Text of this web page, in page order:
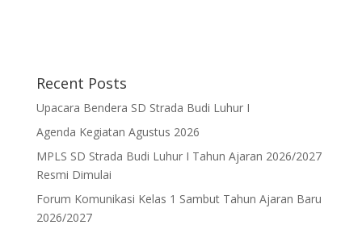
Recent Posts
Upacara Bendera SD Strada Budi Luhur I
Agenda Kegiatan Agustus 2026
MPLS SD Strada Budi Luhur I Tahun Ajaran 2026/2027
Resmi Dimulai
Forum Komunikasi Kelas 1 Sambut Tahun Ajaran Baru
2026/2027